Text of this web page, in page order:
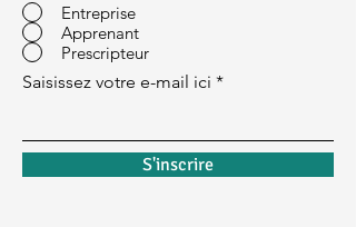
Entreprise
Apprenant
Prescripteur
Saisissez votre e-mail ici
S'inscrire